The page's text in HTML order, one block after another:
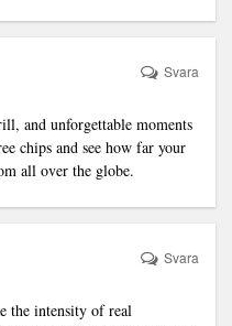
and unforgettable moments
chips and see how far your
all over the globe.
Svara
the intensity of real
Svara